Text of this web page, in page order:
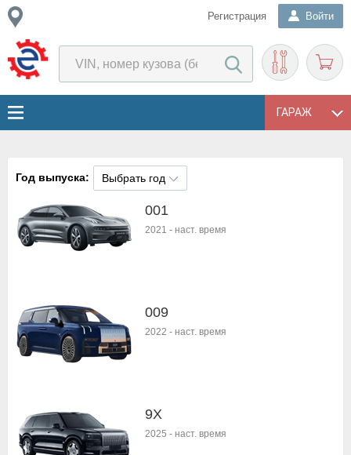
Регистрация Войти
ГАРАЖ
Год выпуска: Выбрать год
001
2021 - наст. время
009
2022 - наст. время
9X
2025 - наст. время